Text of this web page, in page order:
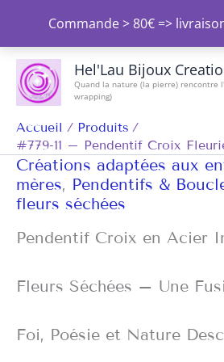
Commande > 80€ =>
contenu
Hel'Lau Bijoux
Quand la nature (la pierre) rencontre
wrapping)
Accueil
Produits
#779-11 – Pendentif Croix
Créations adaptées aux
mères, Pendentifs &
fleurs séchées
Pendentif Croix en Acier
Fleurs Séchées – Une
Foi, Poésie et Nature